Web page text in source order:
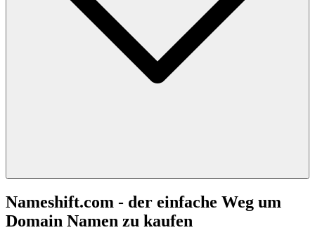
Nameshift.com - der einfache Weg um
Domain Namen zu kaufen